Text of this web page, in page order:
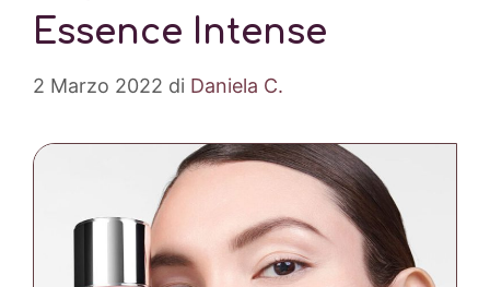
Essence Intense
2 Marzo 2022 di Daniela C.